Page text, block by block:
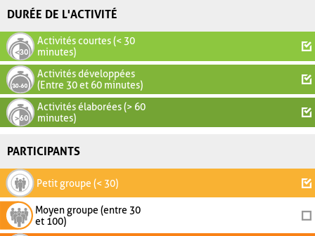
DURÉE DE L'ACTIVITÉ
Activités courtes (< 30
minutes)
Activités développées
(Entre 30 et 60 minutes)
Activités élaborées (> 60
minutes)
PARTICIPANTS
Petit groupe (< 30)
Moyen groupe (entre 30
et 100)